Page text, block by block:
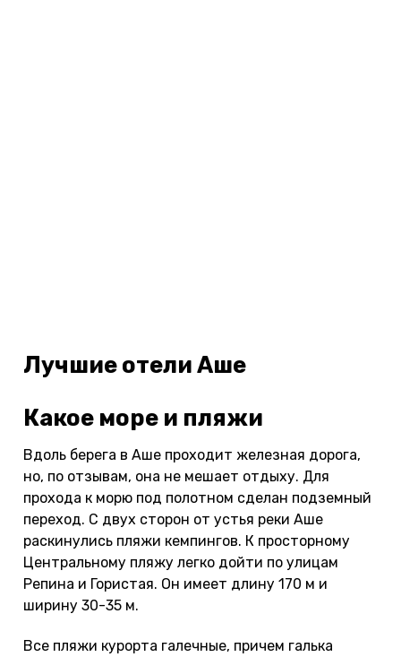
Лучшие отели Аше
Какое море и пляжи
Вдоль берега в Аше проходит железная дорога,
но, по отзывам, она не мешает отдыху. Для
прохода к морю под полотном сделан подземный
переход. С двух сторон от устья реки Аше
раскинулись пляжи кемпингов. К просторному
Центральному пляжу легко дойти по улицам
Репина и Гористая. Он имеет длину 170 м и
ширину 30-35 м.
Все пляжи курорта галечные, причем галька